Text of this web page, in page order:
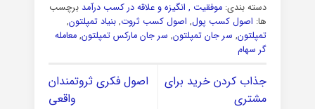
دسته بندی: موفقیت , انگیزه و علاقه در کسب درآمد برچسب
ها: اصول کسب پول, اصول کسب ثروت, بنیاد تمپلتون,
تمپلتون, سر جان تمپلتون, سر جان مارکس تمپلتون, معامله
گر سهام
جذاب کردن خرید برای
مشتری
اصول فکری ثروتمندان
واقعی